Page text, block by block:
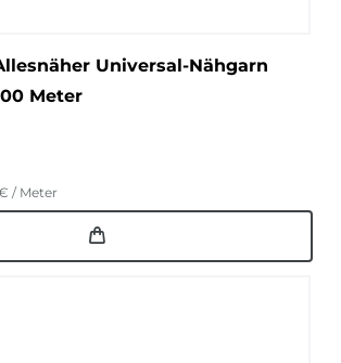
Universal-Nähgarn
Meter
/ Meter